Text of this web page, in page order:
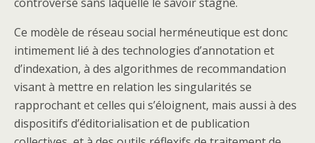
Ce modèle de réseau social herméneutique est donc
intimement lié à des technologies d’annotation et
d’indexation, à des algorithmes de recommandation
visant à mettre en relation les singularités se
rapprochant et celles qui s’éloignent, mais aussi à des
dispositifs d’éditorialisation et de publication